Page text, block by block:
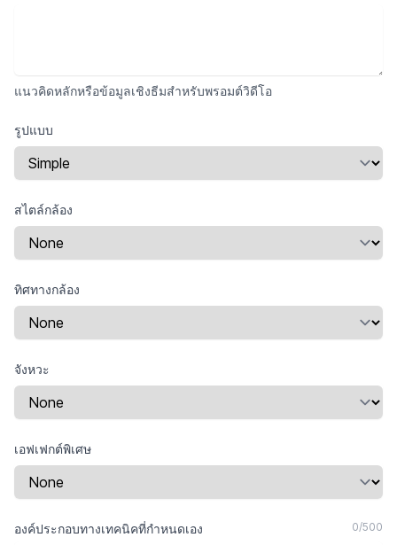
แนวคิดหลักหรือข้อมูลเชิงธีมสำหรับพรอมต์วิดีโอ
รูปแบบ
สไตล์กล้อง
ทิศทางกล้อง
จังหวะ
เอฟเฟกต์พิเศษ
องค์ประกอบทางเทคนิคที่กำหนดเอง 0/500